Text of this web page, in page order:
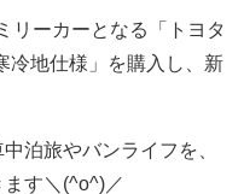
リーカーとなる「トヨタ
冷地仕様」を購入し、新
泊旅やバンライフを、
す＼(^o^)／